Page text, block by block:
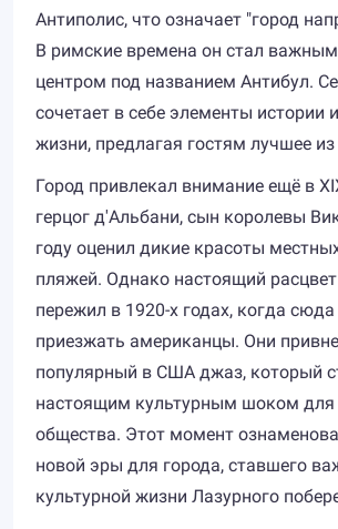
Антиполис, что означает "город
В римские времена он стал
центром под названием Антибул.
сочетает в себе элементы истории
жизни, предлагая гостям лучшее
Город привлекал внимание ещё в
герцог д'Альбани, сын королевы
году оценил дикие красоты
пляжей. Однако настоящий
пережил в 1920-х годах, когда
приезжать американцы. Они
популярный в США джаз, который
настоящим культурным шоком для
общества. Этот момент
новой эры для города, ставшего
культурной жизни Лазурного